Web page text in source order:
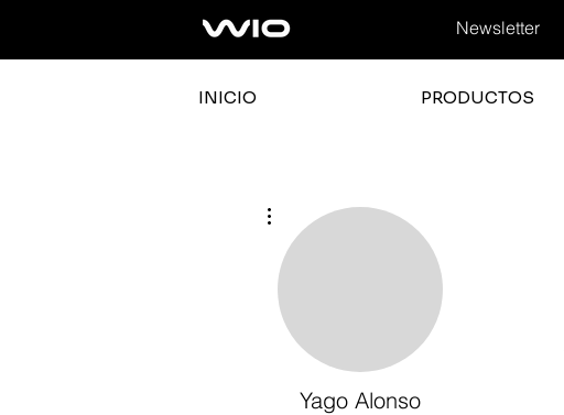
Newsletter
INICIO PRODUCTOS
Yago Alonso